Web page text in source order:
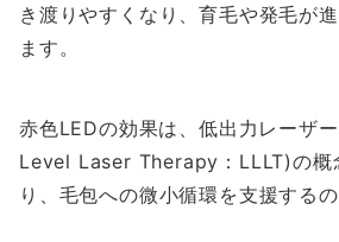
き渡りやすくなり、育毛や発毛が
ます。
赤色LEDの効果は、低出力レーザ
Level Laser Therapy：LLLT)の概
り、毛包への微小循環を支援するの